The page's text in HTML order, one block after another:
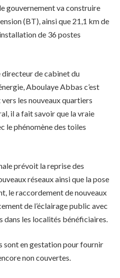
gouvernement va construire
(BT), ainsi que 21,1 km de
de 36 postes
directeur de cabinet du
Aboulaye Abbas c’est
les nouveaux quartiers
il a fait savoir que la vraie
le phénomène des toiles
prévoit la reprise des
réseaux ainsi que la pose
le raccordement de nouveaux
de l’éclairage public avec
dans les localités bénéficiaires.
sont en gestation pour fournir
non couvertes.